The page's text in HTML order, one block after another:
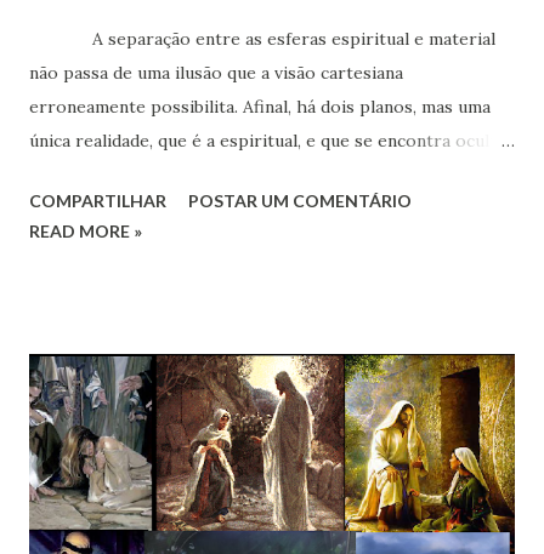
A separação entre as esferas espiritual e material
não passa de uma ilusão que a visão cartesiana
erroneamente possibilita. Afinal, há dois planos, mas uma
única realidade, que é a espiritual, e que se encontra oculto
um simples momento de sono lança o Espírito para a sua
casa real, de imediato.
COMPARTILHAR
POSTAR UM COMENTÁRIO
READ MORE »